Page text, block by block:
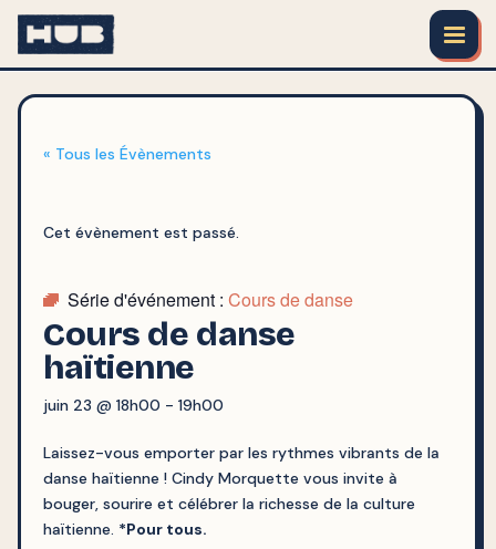
« Tous les Évènements
Cet évènement est passé.
Série d'événement : Cours de danse
Cours de danse
haïtienne
juin 23 @ 18h00 - 19h00
Laissez-vous emporter par les rythmes vibrants de la
danse haïtienne ! Cindy Morquette vous invite à
bouger, sourire et célébrer la richesse de la culture
haïtienne. *Pour tous.